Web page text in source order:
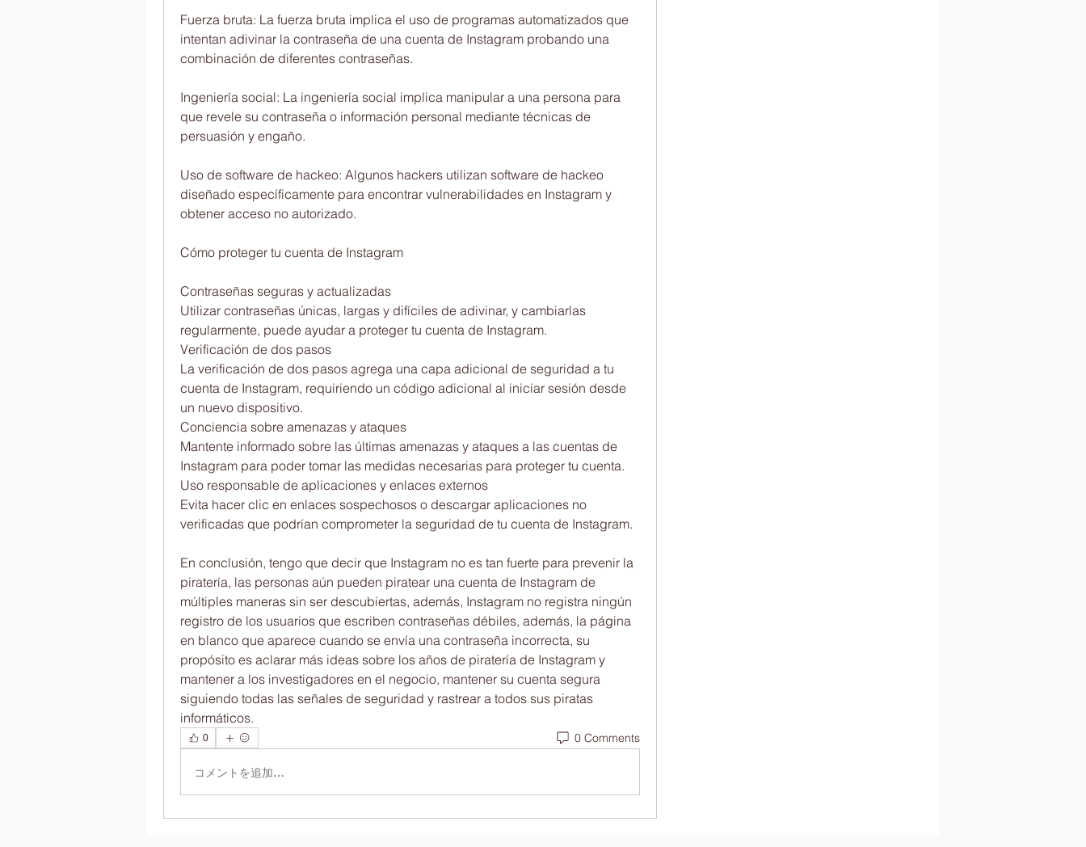
Fuerza bruta: La fuerza bruta implica el uso de programas automatizados que
intentan adivinar la contraseña de una cuenta de Instagram probando una
combinación de diferentes contraseñas.
Ingeniería social: La ingeniería social implica manipular a una persona para
que revele su contraseña o información personal mediante técnicas de
persuasión y engaño.
Uso de software de hackeo: Algunos hackers utilizan software de hackeo
diseñado específicamente para encontrar vulnerabilidades en Instagram y
obtener acceso no autorizado.
Cómo proteger tu cuenta de Instagram
Contraseñas seguras y actualizadas
Utilizar contraseñas únicas, largas y difíciles de adivinar, y cambiarlas
regularmente, puede ayudar a proteger tu cuenta de Instagram.
Verificación de dos pasos
La verificación de dos pasos agrega una capa adicional de seguridad a tu
cuenta de Instagram, requiriendo un código adicional al iniciar sesión desde
un nuevo dispositivo.
Conciencia sobre amenazas y ataques
Mantente informado sobre las últimas amenazas y ataques a las cuentas de
Instagram para poder tomar las medidas necesarias para proteger tu cuenta.
Uso responsable de aplicaciones y enlaces externos
Evita hacer clic en enlaces sospechosos o descargar aplicaciones no
verificadas que podrían comprometer la seguridad de tu cuenta de Instagram.
En conclusión, tengo que decir que Instagram no es tan fuerte para prevenir la
piratería, las personas aún pueden piratear una cuenta de Instagram de
múltiples maneras sin ser descubiertas, además, Instagram no registra ningún
registro de los usuarios que escriben contraseñas débiles, además, la página
en blanco que aparece cuando se envía una contraseña incorrecta, su
propósito es aclarar más ideas sobre los años de piratería de Instagram y
mantener a los investigadores en el negocio, mantener su cuenta segura
siguiendo todas las señales de seguridad y rastrear a todos sus piratas
informáticos.
0 0 Comments
コメントを追加…